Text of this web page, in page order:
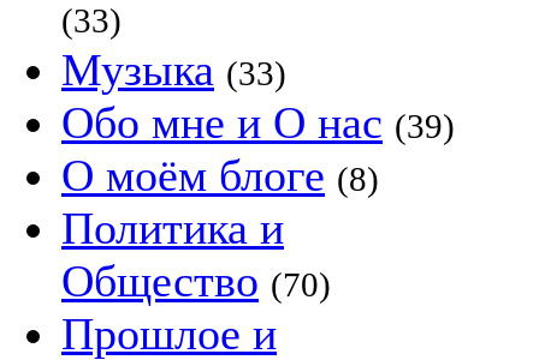
(33)
Музыка (33)
Обо мне и О нас (39)
О моём блоге (8)
Политика и
Общество (70)
Прошлое и